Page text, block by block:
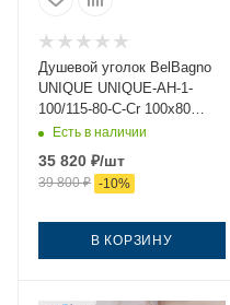
Душевой уголок BelBagno
UNIQUE UNIQUE-AH-1-
100/115-80-C-Cr 100х80
стекло прозрачное
профиль хром без поддона
Есть в наличии
35 820 ₽/шт
39 800₽ -10%
В КОРЗИНУ